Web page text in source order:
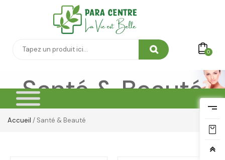
0
Santé & Beauté
Accueil / Santé & Beauté